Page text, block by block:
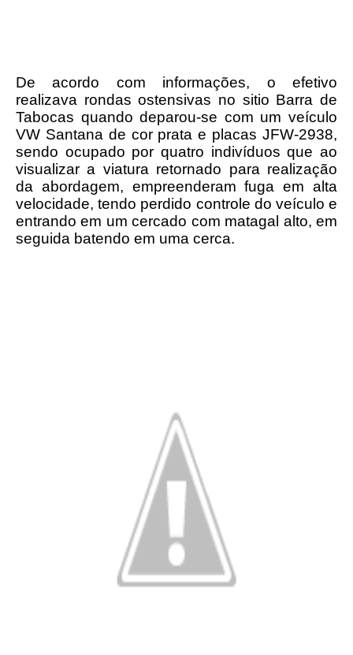
De acordo com informações, o efetivo
realizava rondas ostensivas no sitio Barra de
Tabocas quando deparou-se com um veículo
VW Santana de cor prata e placas JFW-2938,
sendo ocupado por quatro indivíduos que ao
visualizar a viatura retornado para realização
da abordagem, empreenderam fuga em alta
velocidade, tendo perdido controle do veículo e
entrando em um cercado com matagal alto, em
seguida batendo em uma cerca.